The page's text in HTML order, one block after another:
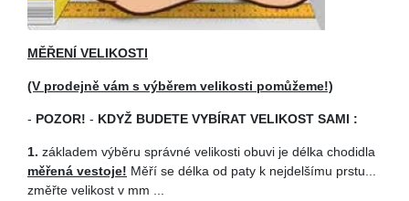
MĚŘENÍ VELIKOSTI
(V prodejně vám s výběrem velikosti pomůžeme!)
- POZOR! - KDYŽ BUDETE VYBÍRAT VELIKOST SAMI :
1. základem výběru správné velikosti obuvi je délka chodidla
měřená vestoje! Měří se délka od paty k nejdelšímu prstu...
změřte velikost v mm ...